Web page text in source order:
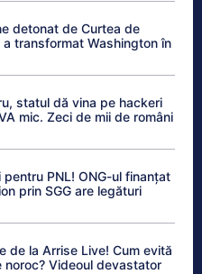
detonat de Curtea de
transformat Washington în
statul dă vina pe hackeri
mic. Zeci de mii de români
PNL! ONG-ul finanțat
prin SGG are legături
de la Arrise Live! Cum evită
noroc? Videoul devastator